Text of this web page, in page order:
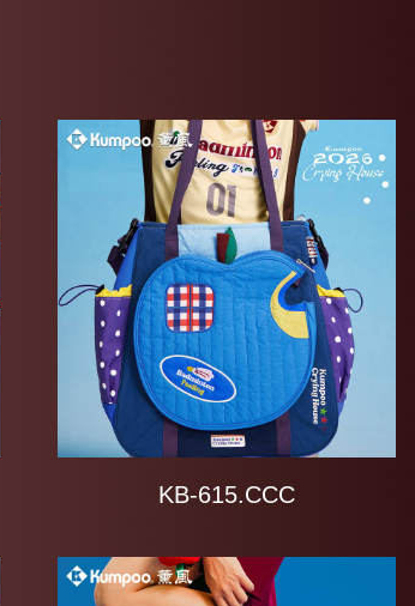
KB-615.CCC